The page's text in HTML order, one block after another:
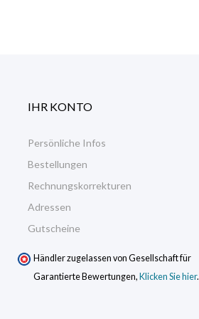
IHR KONTO
Persönliche Infos
Bestellungen
Rechnungskorrekturen
Adressen
Gutscheine
Händler zugelassen von Gesellschaft für
Garantierte Bewertungen, Klicken Sie hier.